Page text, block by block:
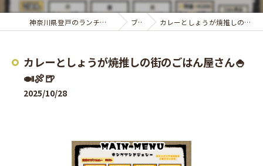
神奈川県登戸のランチならキングアンドジェシー ブログ カレーとしょうが焼推しの街のごはん屋さん🍚🍛🍖🍺
カレーとしょうが焼推しの街のごはん屋さん🍚
🍛🍖🍺
2025/10/28